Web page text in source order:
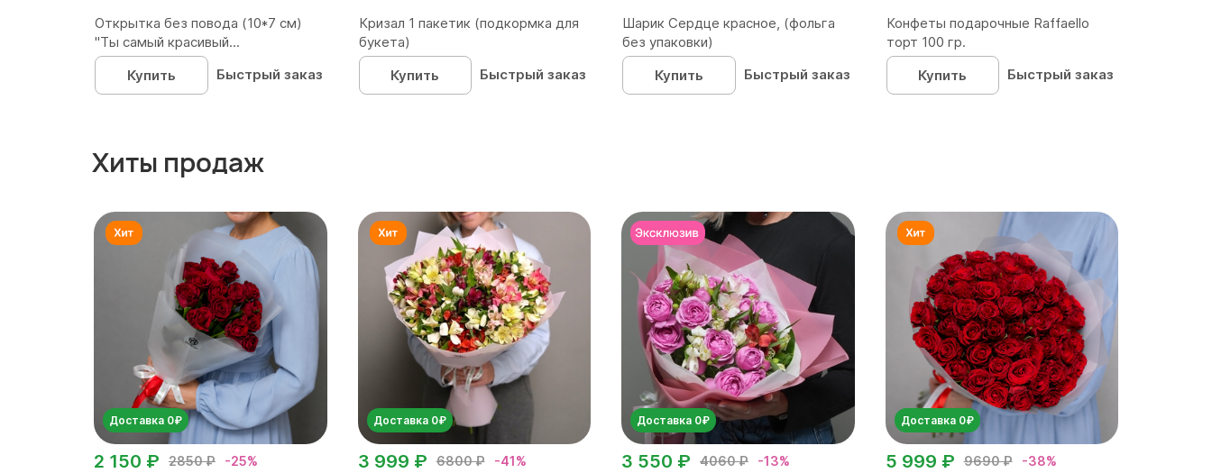
Открытка без повода (10*7 см)
"Ты самый красивый...
Купить
Быстрый заказ
Кризал 1 пакетик (подкормка для
букета)
Купить
Быстрый заказ
Шарик Сердце красное, (фольга
без упаковки)
Купить
Быстрый заказ
Конфеты подарочные Raffaello
торт 100 гр.
Купить
Быстрый заказ
Хиты продаж
Доставка 0₽
2850 ₽ -25%
2 150 ₽
Доставка 0₽
6800 ₽ -41%
3 999 ₽
Доставка 0₽
4060 ₽ -13%
3 550 ₽
Доставка 0₽
9690 ₽ -38%
5 999 ₽